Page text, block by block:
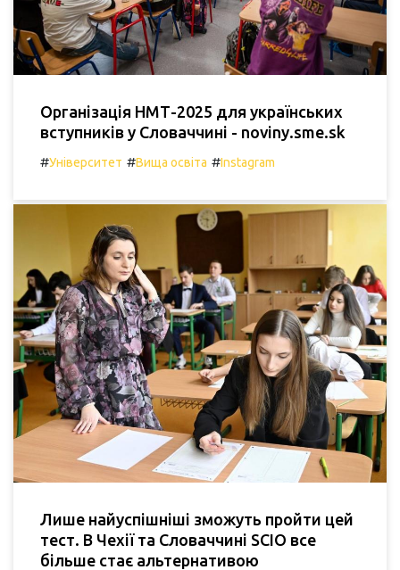
Організація НМТ-2025 для українських
вступників у Словаччині - noviny.sme.sk
#Університет #Вища освіта #Instagram
Лише найуспішніші зможуть пройти цей
тест. В Чехії та Словаччині SCIO все
більше стає альтернативою